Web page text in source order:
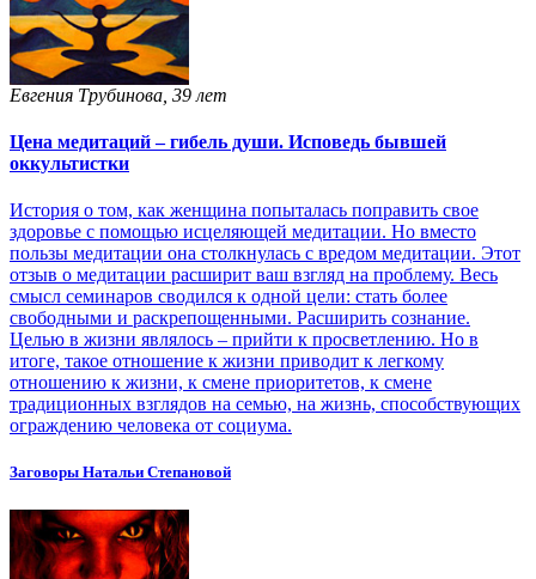
Евгения Трубинова, 39 лет
Цена медитаций – гибель души. Исповедь бывшей
оккультистки
История о том, как женщина попыталась поправить свое
здоровье с помощью исцеляющей медитации. Но вместо
пользы медитации она столкнулась с вредом медитации. Этот
отзыв о медитации расширит ваш взгляд на проблему. Весь
смысл семинаров сводился к одной цели: стать более
свободными и раскрепощенными. Расширить сознание.
Целью в жизни являлось – прийти к просветлению. Но в
итоге, такое отношение к жизни приводит к легкому
отношению к жизни, к смене приоритетов, к смене
традиционных взглядов на семью, на жизнь, способствующих
ограждению человека от социума.
Заговоры Натальи Степановой